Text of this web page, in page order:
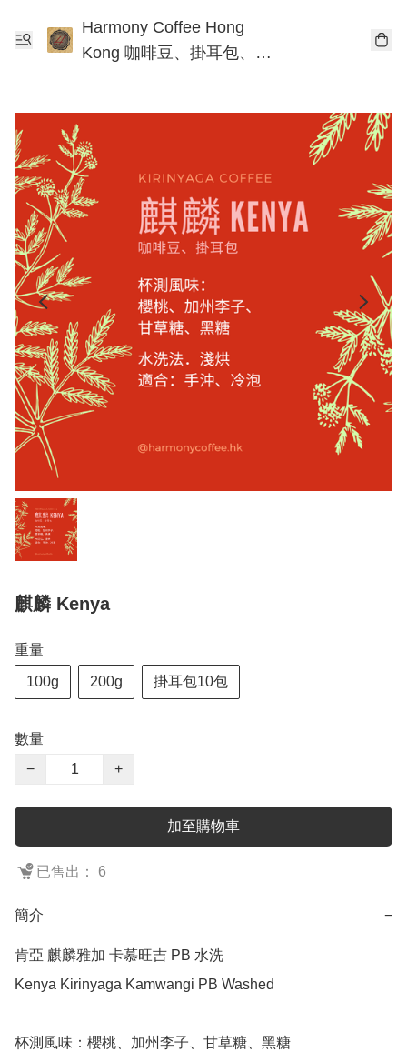
Harmony Coffee Hong
Kong 咖啡豆、掛耳包、手
麒麟 Kenya
重量
100g 200g 掛耳包10包
數量
−
+
加至購物車
已售出： 6
簡介 −
肯亞 麒麟雅加 卡慕旺吉 PB 水洗
Kenya Kirinyaga Kamwangi PB Washed
杯測風味：櫻桃、加州李子、甘草糖、黑糖